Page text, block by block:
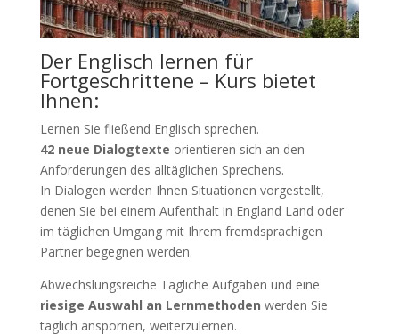
Der Englisch lernen für
Fortgeschrittene – Kurs bietet
Ihnen:
Lernen Sie fließend Englisch sprechen.
42 neue Dialogtexte orientieren sich an den
Anforderungen des alltäglichen Sprechens.
In Dialogen werden Ihnen Situationen vorgestellt,
denen Sie bei einem Aufenthalt in England Land oder
im täglichen Umgang mit Ihrem fremdsprachigen
Partner begegnen werden.
Abwechslungsreiche Tägliche Aufgaben und eine
riesige Auswahl an Lernmethoden werden Sie
täglich anspornen, weiterzulernen.